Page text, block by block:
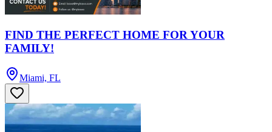
FIND THE PERFECT HOME FOR YOUR
FAMILY!
Miami, FL